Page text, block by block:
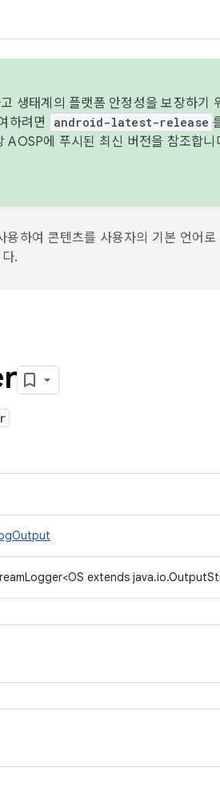
생태계의 플랫폼 안정성을 보장하기
하려면
android-latest-release
AOSP에 푸시된 최신 버전을 참조합
하여 콘텐츠를 사용자의 기본 언어로
.
extends